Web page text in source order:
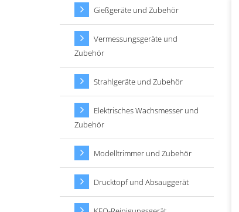
Gießgeräte und Zubehör
Vermessungsgeräte und
Zubehör
Strahlgeräte und Zubehör
Elektrisches Wachsmesser und
Zubehör
Modelltrimmer und Zubehör
Drucktopf und Absauggerät